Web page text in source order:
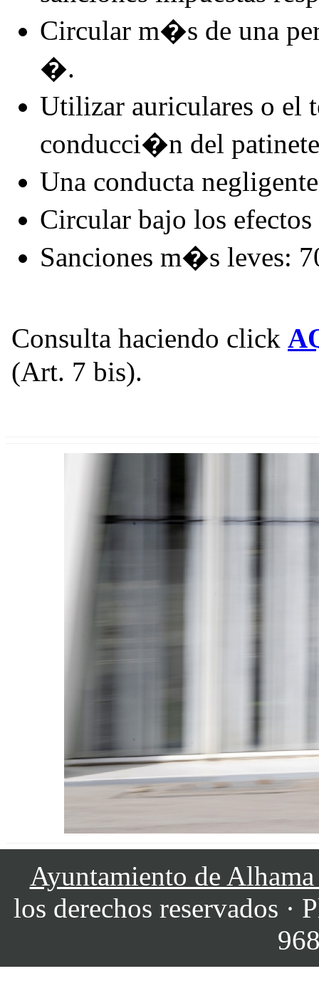
Circular m�s de una
�.
Utilizar auriculares o
conducci�n del
Una conducta
Circular bajo los
Sanciones m�s leves:
Consulta haciendo click
(Art. 7 bis).
Ayuntamiento de
los derechos reservados ·